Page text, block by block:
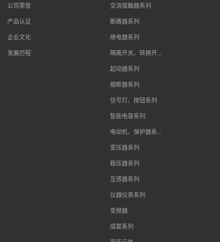
公司荣誉
产品认证
企业文化
发展历程
交流接触器系列
断路器系列
继电器系列
隔离开关、转换开...
起动器系列
熔断器系列
信号灯、按钮系列
智能电容系列
电动机、保护器系...
变压器系列
稳压器系列
互感器系列
仪器仪表系列
变频器
成套系列